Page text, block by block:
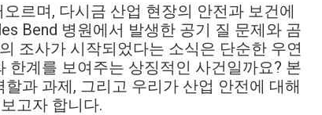
르며, 다시금 산업 현장의 안전과 보건에
Bend 병원에서 발생한 공기 질 문제와 곰
조사가 시작되었다는 소식은 단순한 우연
한계를 보여주는 상징적인 사건일까요? 본
과 과제, 그리고 우리가 산업 안전에 대해
고자 합니다.